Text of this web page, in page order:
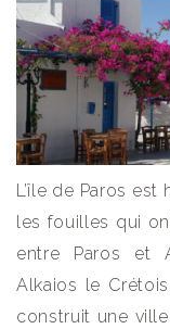
L’île de Paros
les fouilles qui
entre Paros et
Alkaios le
construit une